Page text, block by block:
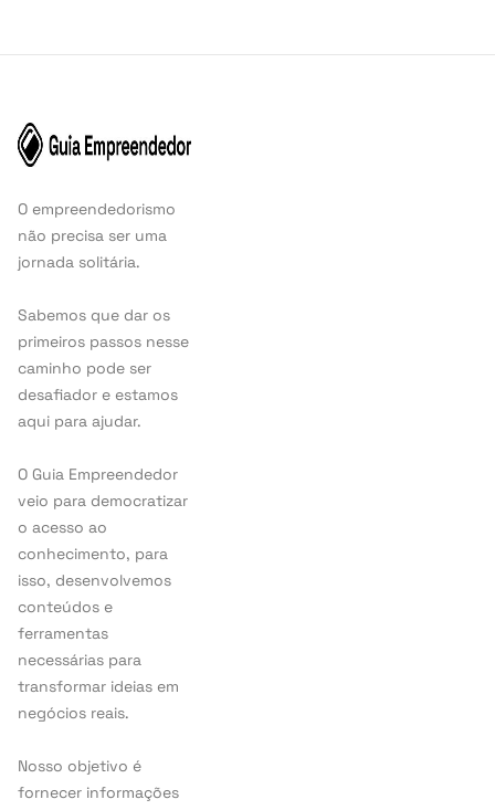
O empreendedorismo
não precisa ser uma
jornada solitária.
Sabemos que dar os
primeiros passos nesse
caminho pode ser
desafiador e estamos
aqui para ajudar.
O Guia Empreendedor
veio para democratizar
o acesso ao
conhecimento, para
isso, desenvolvemos
conteúdos e
ferramentas
necessárias para
transformar ideias em
negócios reais.
Nosso objetivo é
fornecer informações